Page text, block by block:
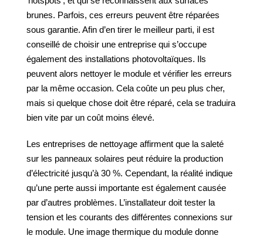
brunes. Parfois, ces erreurs peuvent être réparées
sous garantie. Afin d’en tirer le meilleur parti, il est
conseillé de choisir une entreprise qui s’occupe
également des installations photovoltaïques. Ils
peuvent alors nettoyer le module et vérifier les erreurs
par la même occasion. Cela coûte un peu plus cher,
mais si quelque chose doit être réparé, cela se traduira
bien vite par un coût moins élevé.
Les entreprises de nettoyage affirment que la saleté
sur les panneaux solaires peut réduire la production
d’électricité jusqu’à 30 %. Cependant, la réalité indique
qu’une perte aussi importante est également causée
par d’autres problèmes. L’installateur doit tester la
tension et les courants des différentes connexions sur
le module. Une image thermique du module donne